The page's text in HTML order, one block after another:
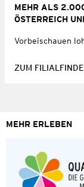
MEHR ALS
ÖSTERREICH
Vorbeischauen
ZUM
MEHR ERLEBEN